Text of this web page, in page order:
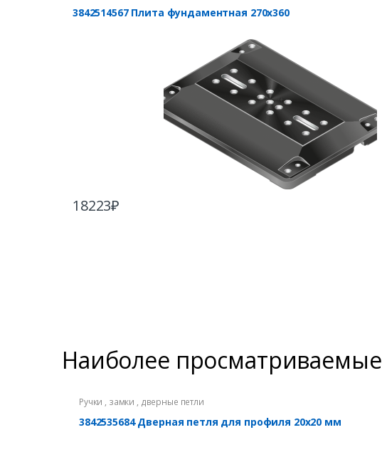
3842514567 Плита фундаментная 270х360
18223₽
Наиболее просматриваемые
Ручки , замки , дверные петли
3842535684 Дверная петля для профиля 20х20 мм